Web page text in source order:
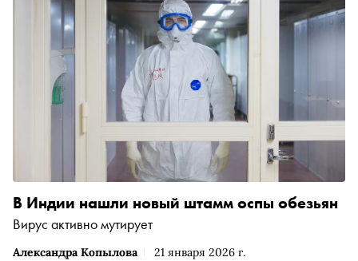
Александра Копылова 21 января 2026 г.
В Индии нашли новый штамм оспы обезьян
Вирус активно мутирует